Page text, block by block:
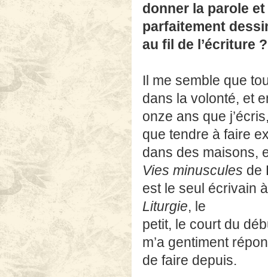
donner la parole
parfaitement
au fil de l’écriture ?
Il me semble que
dans la volonté, et
onze ans que
que tendre à faire
dans des maisons,
Vies minuscules de
est le seul écrivain
Liturgie, le
petit, le court du
m’a gentiment
de faire depuis.